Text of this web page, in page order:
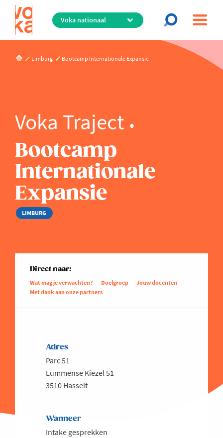
Overslaan
de
inhoud
Limburg Bootcamp Internationale Expansie
Voka Traject
Bootcamp
Internationale
Expansie
LIMBURG
Direct naar:
Wat mag je verwachten? Doelgroep
Jouw docenten
Met dank aan onze partners
Adres
Parc 51
Lummense Kiezel 51
3510 Hasselt
Wanneer
Intake gesprekken